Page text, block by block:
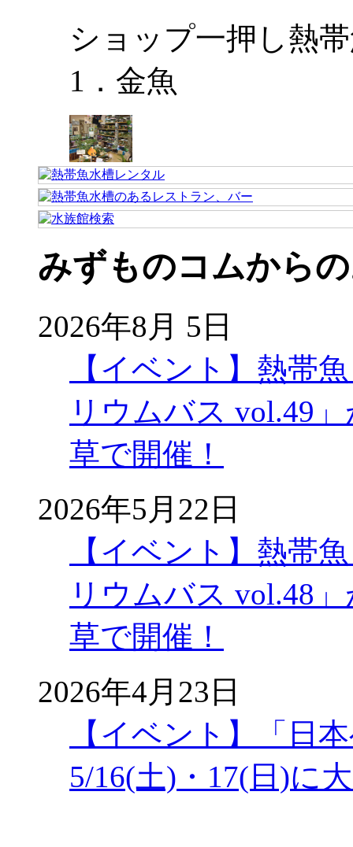
ショップ一押し熱
1．金魚
みずものコムから
2026年8月 5日
【イベント】熱帯
リウムバス vol.49
草で開催！
2026年5月22日
【イベント】熱帯
リウムバス vol.48
草で開催！
2026年4月23日
【イベント】「日
5/16(土)・17(日)に